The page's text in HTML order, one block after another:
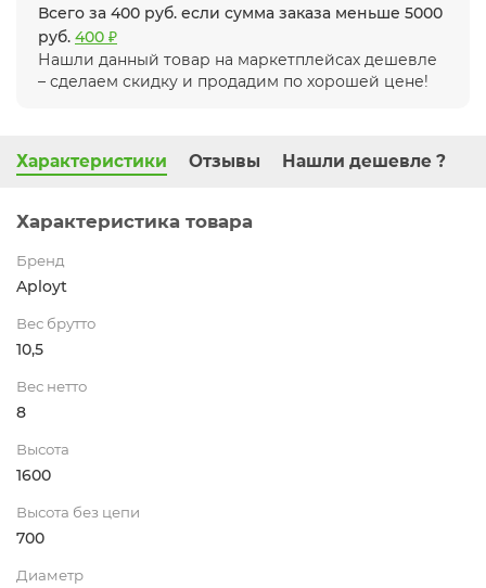
Всего за 400 руб. если сумма заказа меньше 5000
руб. 400 ₽
Нашли данный товар на маркетплейсах дешевле
– сделаем скидку и продадим по хорошей цене!
Характеристики Отзывы Нашли дешевле ?
Характеристика товара
Бренд
Aployt
Вес брутто
10,5
Вес нетто
8
Высота
1600
Высота без цепи
700
Диаметр